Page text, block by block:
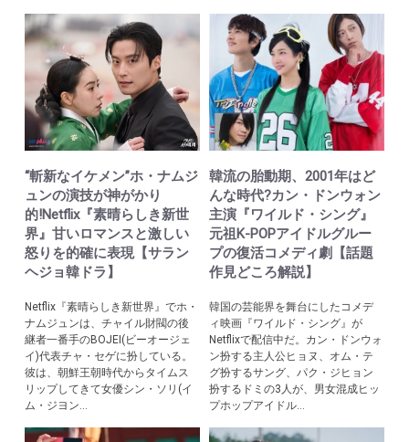
“斬新なイケメン”ホ・ナムジ
ュンの演技が神がかり
的!Netflix『素晴らしき新世
界』甘いロマンスと激しい
怒りを的確に表現【サラン
ヘジョ韓ドラ】
Netflix『素晴らしき新世界』でホ・
ナムジュンは、チャイル財閥の後
継者一番手のBOJEI(ビーオージェ
イ)代表チャ・セゲに扮している。
彼は、朝鮮王朝時代からタイムス
リップしてきて女優シン・ソリ(イ
ム・ジヨン...
韓流の胎動期、2001年はど
んな時代?カン・ドンウォン
主演『ワイルド・シング』
元祖K-POPアイドルグルー
プの復活コメディ劇【話題
作見どころ解説】
韓国の芸能界を舞台にしたコメデ
ィ映画『ワイルド・シング』が
Netflixで配信中だ。カン・ドンウォ
ン扮する主人公ヒョヌ、オム・テ
グ扮するサング、パク・ジヒョン
扮するドミの3人が、男女混成ヒッ
プホップアイドル...